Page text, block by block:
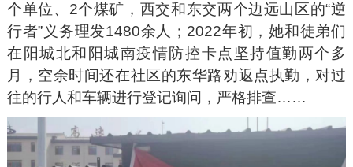
个单位、2个煤矿，西交和东交两个边远山区的“逆
行者”义务理发1480余人；2022年初，她和徒弟们
在阳城北和阳城南疫情防控卡点坚持值勤两个多
月，空余时间还在社区的东华路劝返点执勤，对过
往的行人和车辆进行登记询问，严格排查……